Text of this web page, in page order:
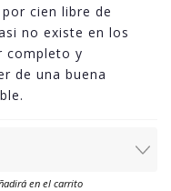
cien libre de
no existe en los
completo y
de una buena
en el carrito